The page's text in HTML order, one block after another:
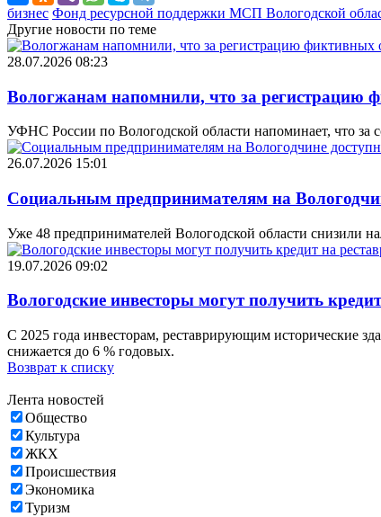
бизнес Фонд ресурсной поддержки МСП Вологодской
Другие новости по теме
28.07.2026 08:23
Вологжанам напомнили, что за регистрацию
УФНС России по Вологодской области напоминает, что за
26.07.2026 15:01
Социальным предпринимателям на
Уже 48 предпринимателей Вологодской области снизили
19.07.2026 09:02
Вологодские инвесторы могут получить
С 2025 года инвесторам, реставрирующим исторические
снижается до 6 % годовых.
Возврат к списку
Лента новостей
Общество
Культура
ЖКХ
Происшествия
Экономика
Туризм